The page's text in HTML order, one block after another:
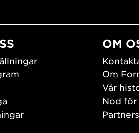
OM
Om
Vår
Nod för
Partners